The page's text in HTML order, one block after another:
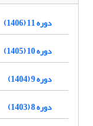
دوره 11 (1406)
دوره 10 (1405)
دوره 9 (1404)
دوره 8 (1403)